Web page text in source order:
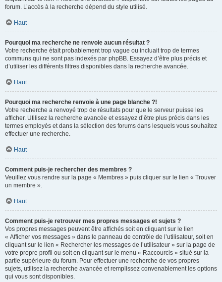
forum. L’accès à la recherche dépend du style utilisé.
Haut
Pourquoi ma recherche ne renvoie aucun résultat ?
Votre recherche était probablement trop vague ou incluait trop de termes
communs qui ne sont pas indexés par phpBB. Essayez d’être plus précis et
d’utiliser les différents filtres disponibles dans la recherche avancée.
Haut
Pourquoi ma recherche renvoie à une page blanche ?!
Votre recherche a renvoyé trop de résultats pour que le serveur puisse les
afficher. Utilisez la recherche avancée et essayez d’être plus précis dans les
termes employés et dans la sélection des forums dans lesquels vous souhaitez
effectuer une recherche.
Haut
Comment puis-je rechercher des membres ?
Veuillez vous rendre sur la page « Membres » puis cliquer sur le lien « Trouver
un membre ».
Haut
Comment puis-je retrouver mes propres messages et sujets ?
Vos propres messages peuvent être affichés soit en cliquant sur le lien
« Afficher vos messages » dans le panneau de contrôle de l’utilisateur, soit en
cliquant sur le lien « Rechercher les messages de l’utilisateur » sur la page de
votre propre profil ou soit en cliquant sur le menu « Raccourcis » situé sur la
partie supérieure du forum. Pour effectuer une recherche de vos propres
sujets, utilisez la recherche avancée et remplissez convenablement les options
qui vous sont disponibles.